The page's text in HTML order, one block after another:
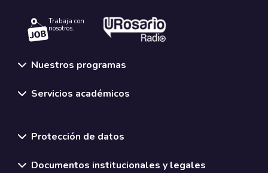
Trabaja con
nosotros.
Nuestros programas
Servicios académicos
Protección de datos
Documentos institucionales y legales